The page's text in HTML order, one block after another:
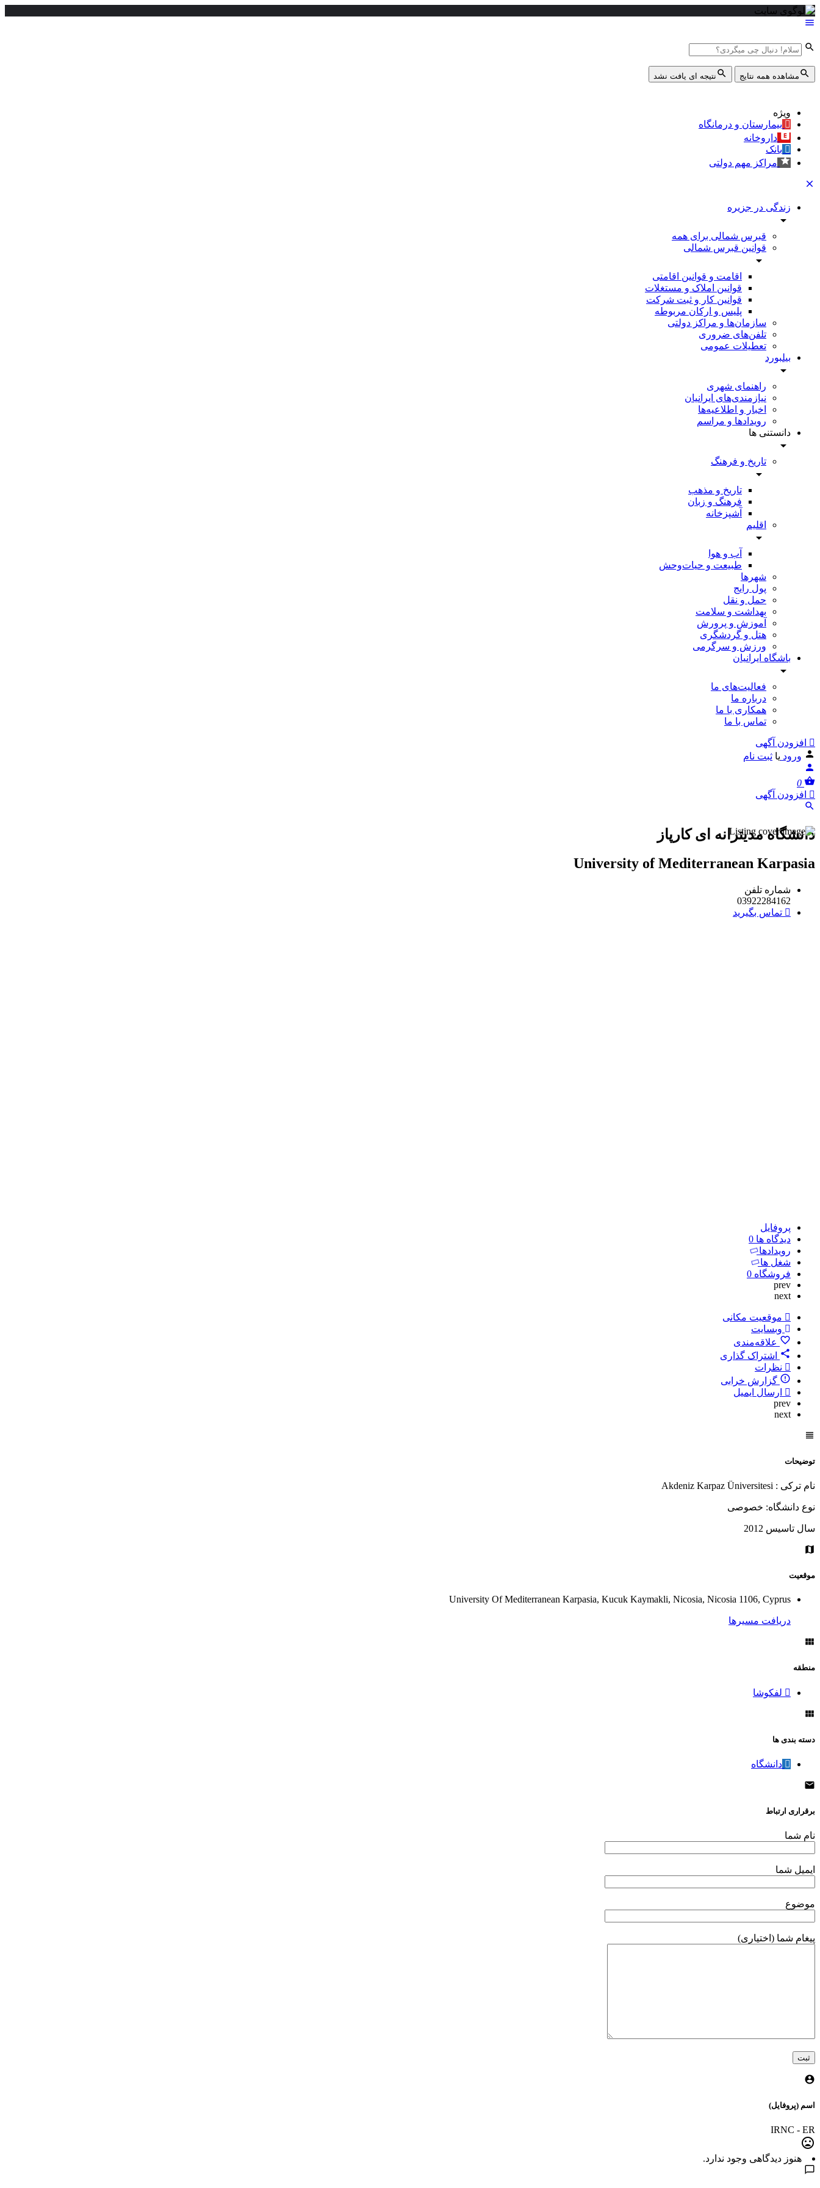
مشاهده همه نتایج نتیجه ای یافت نشد
ویژه
بیمارستان و درمانگاه
داروخانه
بانک
مراکز مهم دولتی
زندگی در جزیره
قبرس شمالی برای همه
قوانین قبرس شمالی
اقامت و قوانین اقامتی
قوانین املاک و مستغلات
قوانین کار و ثبت شرکت
پلیس و ارکان مربوطه
سازمان‌ها و مراکز دولتی
تلفن‌های ضروری
تعطیلات عمومی
بیلبورد
راهنمای شهری
نیازمندی‌های ایرانیان
اخبار و اطلاعیه‌ها
رویداد‌ها و مراسم
دانستنی ها
تاریخ و فرهنگ
تاریخ و مذهب
فرهنگ و زبان
آشپزخانه
اقلیم
آب و هوا
طبیعت و حیات‌وحش
شهرها
پول رایج
حمل و نقل
بهداشت و سلامت
آموزش و پرورش
هتل و گردشگری
ورزش و سرگرمی
باشگاه ایرانیان
فعالیت‌های ما
درباره ما
همکاری با ما
تماس با ما
افزودن آگهی
ورود یا ثبت نام
0
افزودن آگهی
دانشگاه مدیترانه ای کارپاز
University of Mediterranean Karpasia
شماره تلفن
03922284162
تماس بگیرید
پروفایل
دیدگاه ها 0
رویدادها
شغل ها
فروشگاه 0
prev
next
موقعیت مکانی
وبسایت
علاقه‌مندی
اشتراک گذاری
نظرات
گزارش خرابی
ارسال ایمیل
prev
next
توضیحات
نام ترکی : Akdeniz Karpaz Üniversitesi
نوع دانشگاه: خصوصی
سال تاسیس 2012
موقعیت
University Of Mediterranean Karpasia, Kucuk Kaymakli, Nicosia, Nicosia 1106, Cyprus
دریافت مسیرها
منطقه
لفکوشا
دسته بندی ها
دانشگاه
برقراری ارتباط
نام شما
ایمیل شما
موضوع
پیغام شما (اختیاری)
اسم (پروفایل)
IRNC - ER
هنوز دیدگاهی وجود ندارد.